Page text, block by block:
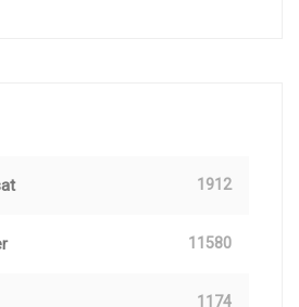
1912
11580
1174